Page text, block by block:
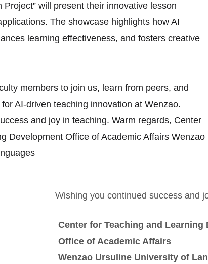
Project” will present their innovative lesson
The showcase highlights how AI
learning effectiveness, and fosters creative
members to join us, learn from peers, and
AI-driven teaching innovation at Wenzao.
and joy in teaching. Warm regards, Center
Development Office of Academic Affairs Wenzao
Wishing you continued success and
Center for Teaching and Learning
Office of Academic Affairs
Wenzao Ursuline University of